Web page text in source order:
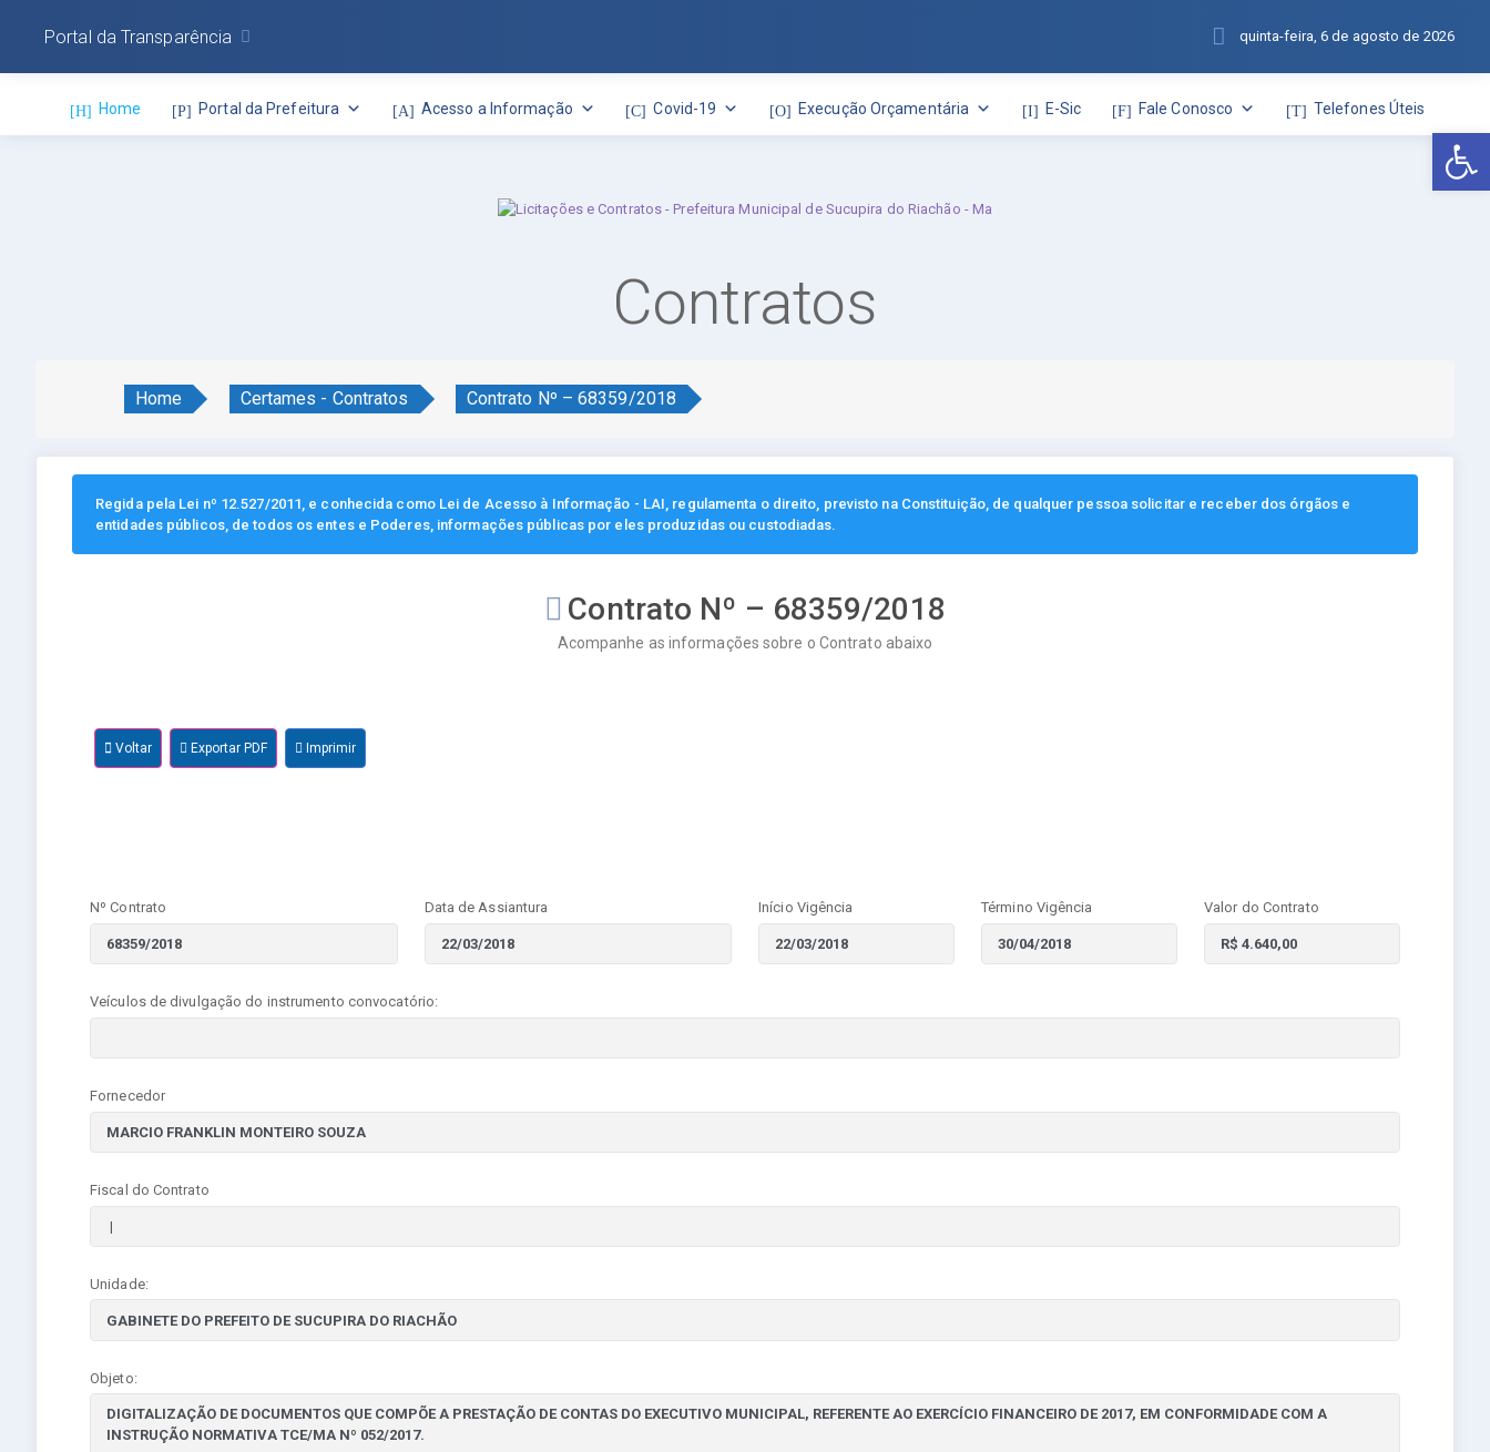
Home Portal da Prefeitura Acesso a Informação Covid-19 Execução Orçamentária E-Sic Fale Conosco Telefones Úteis
Portal da Transparência quinta-feira, 6 de agosto de 2026
Contratos
Home Certames - Contratos Contrato Nº – 68359/2018
Regida pela Lei nº 12.527/2011, e conhecida como Lei de Acesso à Informação - LAI, regulamenta o direito, previsto na Constituição, de qualquer pessoa solicitar e receber dos órgãos e
entidades públicos, de todos os entes e Poderes, informações públicas por eles produzidas ou custodiadas.
Contrato Nº – 68359/2018
Acompanhe as informações sobre o Contrato abaixo
Voltar Exportar PDF Imprimir
Nº Contrato Data de Assiantura Início Vigência Término Vigência Valor do Contrato
Veículos de divulgação do instrumento convocatório:
Fornecedor
Fiscal do Contrato
Unidade:
Objeto: